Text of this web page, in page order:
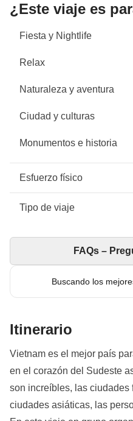
¿Este viaje es
Fiesta y Nightlife
Relax
Naturaleza y aventura
Ciudad y culturas
Monumentos e historia
Esfuerzo físico
Tipo de viaje
Buscando los
FAQs –
Itinerario
Vietnam es el mejor país
en el corazón del Sudeste
son increíbles, las ciudades
ciudades asiáticas, las